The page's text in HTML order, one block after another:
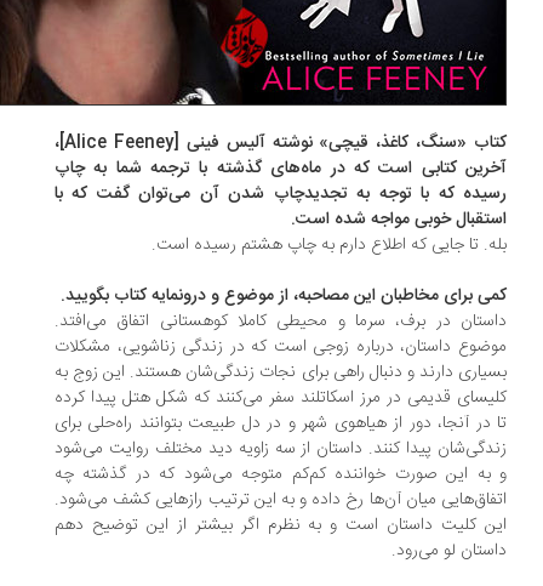
کتاب «سنگ، کاغذ، قیچی» نوشته آلیس فینی [Alice Feeney]،
کتابی ا‌ست که در ماه‌های گذشته با ترجمه شما به چاپ
که با توجه به تجدیدچاپ شدن آن می‌توان گفت که با
خوبی مواجه شده است.
تا جایی که اطلاع دارم به چاپ هشتم رسیده است.
برای مخاطبان این مصاحبه، از موضوع و درونمایه کتاب بگویید.
در برف، سرما و محیطی کاملا کوهستانی اتفاق می‌افتد.
داستان، درباره زوجی ا‌ست که در زندگی زناشویی، مشکلات
دارند و دنبال راهی برای نجات زندگی‌شان هستند. این زوج به
قدیمی در مرز اسکاتلند سفر می‌کنند که شکل هتل پیدا کرده
در آنجا، دور از هیاهوی شهر و در دل طبیعت بتوانند راه‌حلی برای
پیدا کنند. داستان از سه زاویه دید مختلف روایت می‌شود
این صورت خواننده کم‌کم متوجه می‌شود که در گذشته چه
میان آن‌ها رخ داده و به این ترتیب رازهایی کشف می‌شود.
کلیت داستان است و به نظرم اگر بیشتر از این توضیح دهم
لو می‌رود.